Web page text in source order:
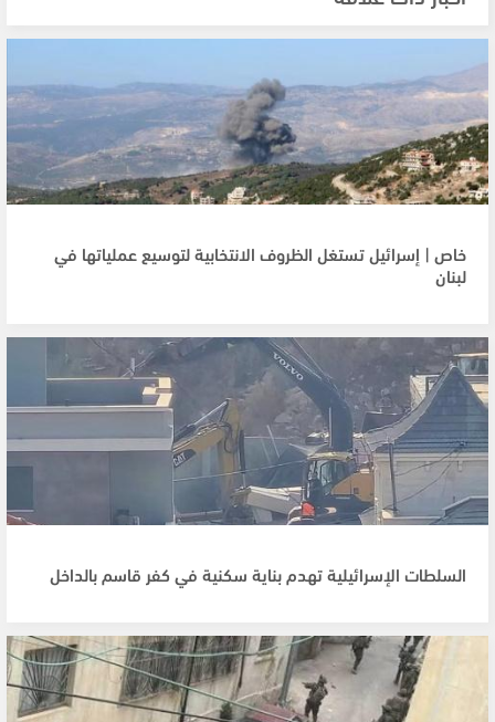
خاص | إسرائيل تستغل الظروف الانتخابية لتوسيع عملياتها في
لبنان
السلطات الإسرائيلية تهدم بناية سكنية في كفر قاسم بالداخل